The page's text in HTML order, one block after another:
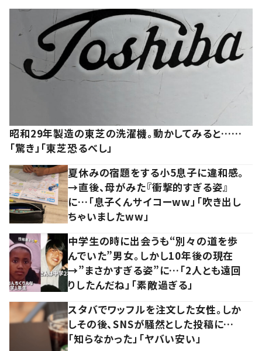
昭和29年製造の東芝の洗濯機。動かしてみると……
「驚き」「東芝恐るべし」
夏休みの宿題をする小5息子に違和感。
→直後、母がみた『衝撃的すぎる姿』
に…「息子くんサイコーww」「吹き出し
ちゃいましたww」
中学生の時に出会うも“別々の道を歩
んでいた”男女。しかし10年後の現在
→”まさかすぎる姿”に…「2人とも遠回
りしたんだね」「素敵過ぎる」
スタバでワッフルを注文した女性。しか
しその後、SNSが騒然とした投稿に…
「知らなかった」「ヤバい安い」